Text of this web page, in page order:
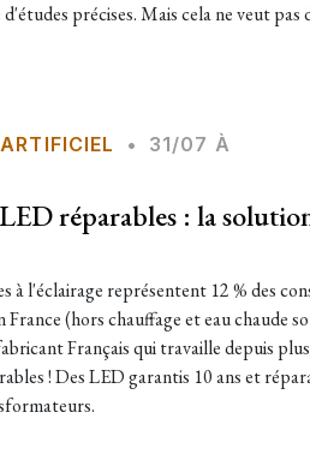
précises. Mais cela ne veut pas
•
31/07 À
réparables : la
à l'éclairage représentent 12 % des
France (hors chauffage et eau chaude
Français qui travaille depuis
! Des LED garantis 10 ans et